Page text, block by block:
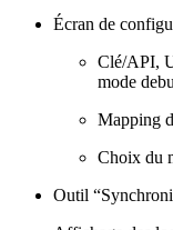
Écran de
Clé/API,
mode
Mapping
Choix du
Outil